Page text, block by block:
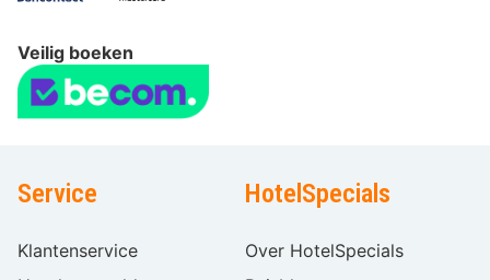
Veilig boeken
Service
Klantenservice
HotelSpecials
Over HotelSpecials